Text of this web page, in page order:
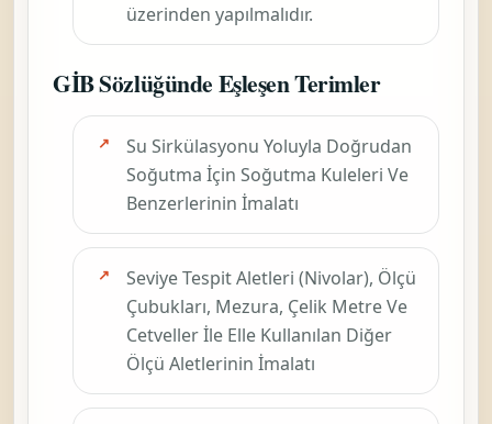
üzerinden yapılmalıdır.
GİB Sözlüğünde Eşleşen Terimler
Su Sirkülasyonu Yoluyla Doğrudan
Soğutma İçin Soğutma Kuleleri Ve
Benzerlerinin İmalatı
Seviye Tespit Aletleri (Nivolar), Ölçü
Çubukları, Mezura, Çelik Metre Ve
Cetveller İle Elle Kullanılan Diğer
Ölçü Aletlerinin İmalatı